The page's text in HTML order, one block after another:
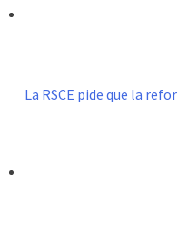
La RSCE pide que la